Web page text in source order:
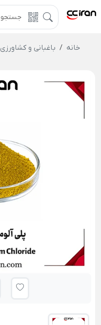
خانه باغبانی و کشاورزی